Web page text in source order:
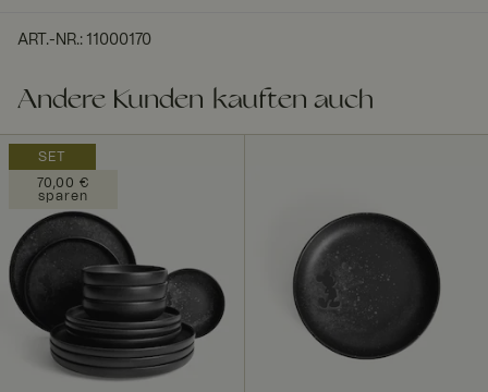
ART.-NR.: 11000170
Andere Kunden kauften auch
SET
70,00 €
sparen